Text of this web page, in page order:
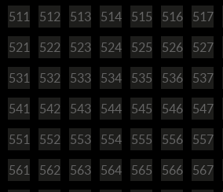
511 512 513 514 515 516 517
521 522 523 524 525 526 527
531 532 533 534 535 536 537
541 542 543 544 545 546 547
551 552 553 554 555 556 557
561 562 563 564 565 566 567